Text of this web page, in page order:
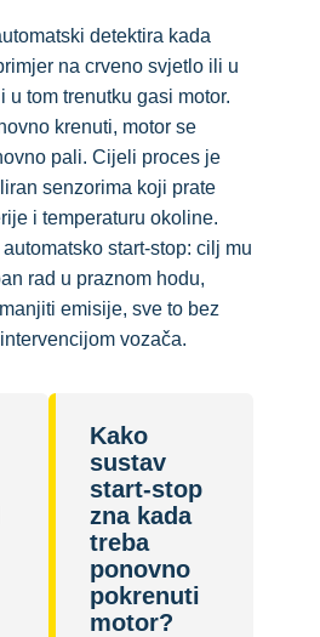
detektira kada
na crveno svjetlo ili u
u tom trenutku gasi motor.
krenuti, motor se
pali. Cijeli proces je
senzorima koji prate
i temperaturu okoline.
start-stop: cilj mu
rad u praznom hodu,
emisije, sve to bez
vozača.
Kako
sustav
start-stop
zna kada
treba
ponovno
pokrenuti
motor?